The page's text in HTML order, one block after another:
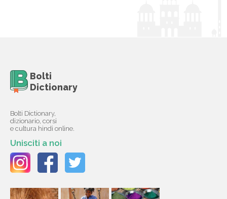
Bolti
Dictionary
Bolti Dictionary,
dizionario, corsi
e cultura hindi online.
Unisciti a noi